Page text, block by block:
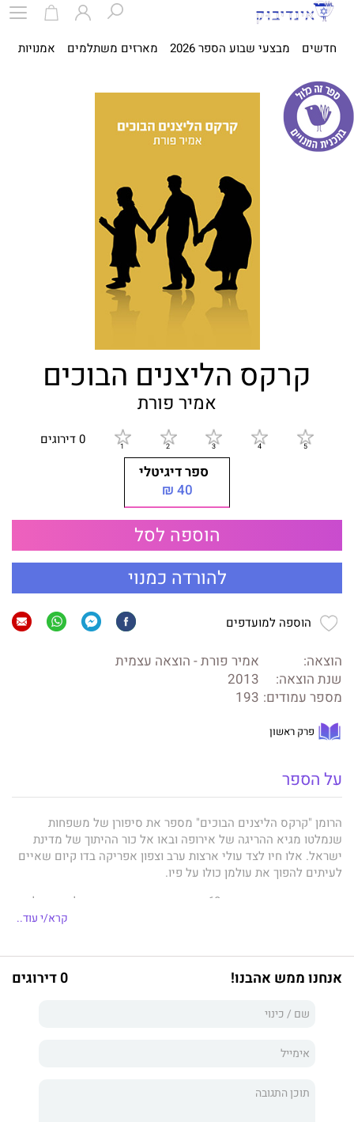
חדשים מבצעי שבוע הספר 2026 מארזים משתלמים אמנויות
קרקס הליצנים הבוכים
אמיר פורת
0 דירוגים
ספר דיגיטלי
40 ₪
הוספה לסל
להורדה כמנוי
הוספה למועדפים
הוצאה:
אמיר פורת - הוצאה עצמית
שנת הוצאה:
2013
מספר עמודים: 193
פרק ראשון
על הספר
הרומן "קרקס הליצנים הבוכים" מספר את סיפורן של משפחות
שנמלטו מגיא ההריגה של אירופה ובאו אל כור ההיתוך של מדינת
ישראל. אלו חיו לצד עולי ארצות ערב וצפון אפריקה בדו קיום שאיים
לעיתים להפוך את עולמן כולו על פיו.
הסיפור מתרחש בשנות ה-60 בעיר אשדוד, עיר שנועדה להיות קולטת
עליה. ומכיוון שכך, הפכה לכוורת רוחשת וססגונית של מנהגים,
עם רצח בעיניים.
כמובן שבעולם מסוג זה כבודן של האהבה והשנאה במקומו מונח.
שתיהן, לצד תמימות מכמירה שאינה מסתיימת לעולם. הרומן מנסה
כה לא מדויקת, של אנשים תמימים, אנשים החשים רגשות של חוב
נצחי כלפי אלמונים שנקרו על דרכם.
ומכיוון שכך, קיים הצורך בחיפוש. החיפוש שאין לו סוף ומטרתו
קרא/י עוד..
אנחנו ממש אהבנו! 0 דירוגים